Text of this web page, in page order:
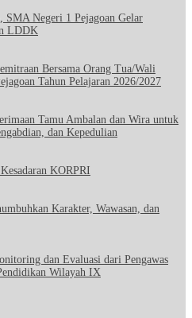
SMA Negeri 1 Pejagoan Gelar
LDDK
Bersama Orang Tua/Wali
Tahun Pelajaran 2026/2027
Tamu Ambalan dan Wira untuk
dan Kepedulian
KORPRI
Karakter, Wawasan, dan
dan Evaluasi dari Pengawas
Wilayah IX